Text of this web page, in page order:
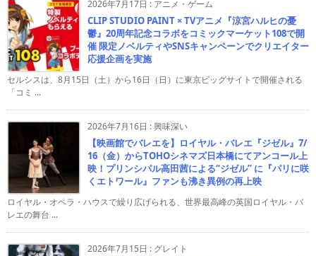
2026年7月17日 : アニメ・ゲーム
CLIP STUDIO PAINT × TVアニメ『涼宮ハルヒの憂
鬱』20周年記念コラボをコミックマーケット108で開
催 限定ノベルティやSNSキャンペーンでクリエイター
応援企画を実施
セルシスは、8月15日（土）から16日（日）に東京ビッグサイトで開催される
「コミ ...
2026年7月16日 :興味深い
【映画館でバレエを】ロイヤル・バレエ『ジゼル』7/
16（金）からTOHOシネマズ日本橋にてアンコール上
映！プリンシパル高田茜による“ジゼル” に『パリに咲
くエトワール』ファンも沸き異例の再上映
ロイヤル・オペラ・ハウスで繰り広げられる、世界最高峰の英国ロイヤル・バ
レエの舞台 ...
2026年7月15日 : グレイト